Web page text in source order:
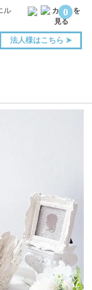
0
法人様はこちら ➤